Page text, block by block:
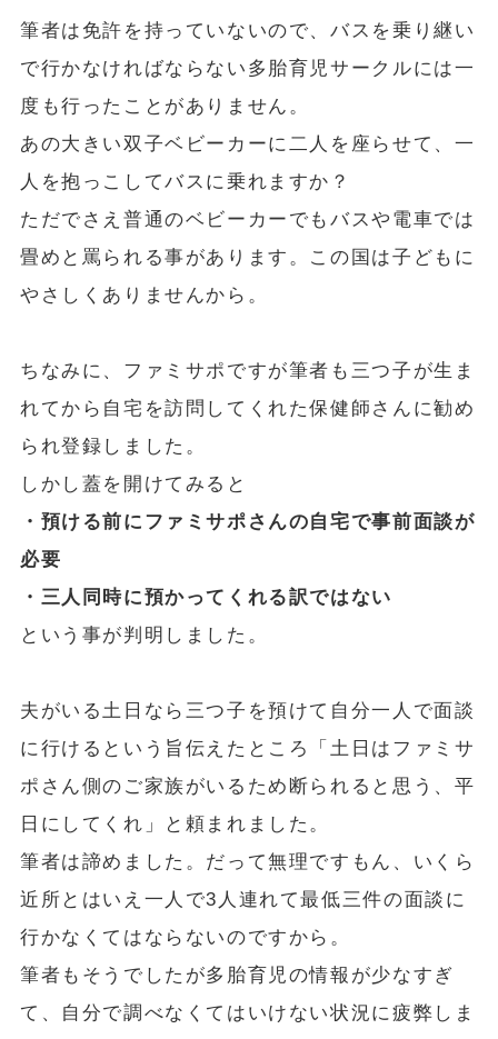
筆者は免許を持っていないので、バスを乗り継い
で行かなければならない多胎育児サークルには一
度も行ったことがありません。
あの大きい双子ベビーカーに二人を座らせて、一
人を抱っこしてバスに乗れますか？
ただでさえ普通のベビーカーでもバスや電車では
畳めと罵られる事があります。この国は子どもに
やさしくありませんから。
ちなみに、ファミサポですが筆者も三つ子が生ま
れてから自宅を訪問してくれた保健師さんに勧め
られ登録しました。
しかし蓋を開けてみると
・預ける前にファミサポさんの自宅で事前面談が
必要
・三人同時に預かってくれる訳ではない
という事が判明しました。
夫がいる土日なら三つ子を預けて自分一人で面談
に行けるという旨伝えたところ「土日はファミサ
ポさん側のご家族がいるため断られると思う、平
日にしてくれ」と頼まれました。
筆者は諦めました。だって無理ですもん、いくら
近所とはいえ一人で3人連れて最低三件の面談に
行かなくてはならないのですから。
筆者もそうでしたが多胎育児の情報が少なすぎ
て、自分で調べなくてはいけない状況に疲弊しま